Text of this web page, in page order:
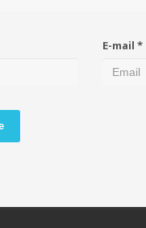
E-mail*